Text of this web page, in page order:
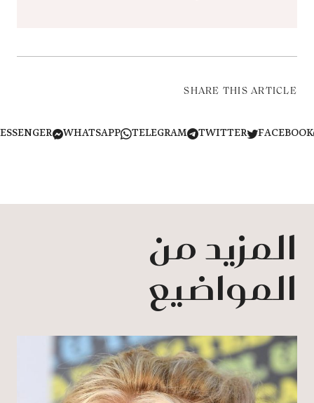
SHARE THIS ARTICLE
TWITTER
TELEGRAM
WHATSAPP
MESSENGER
المزيد من
المواضيع